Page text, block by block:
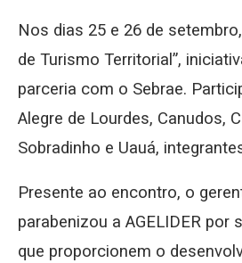
Nos dias 25 e 26 de
de Turismo Territorial”,
parceria com o Sebrae.
Alegre de Lourdes, Canudos,
Sobradinho e Uauá,
Presente ao encontro, o
parabenizou a AGELIDER
que proporcionem o